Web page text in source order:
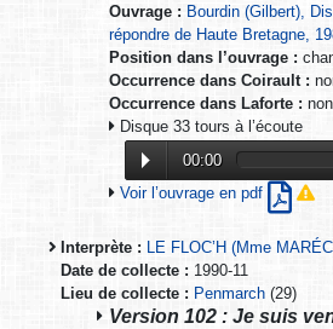
Ouvrage : Bourdin (Gilbert),
répondre de Haute Bretagne,
Position dans l’ouvrage :
Occurrence dans Coirault :
Occurrence dans Laforte : non
Disque 33 tours à l’écoute
00:00
Voir l’ouvrage en pdf
Interprète : LE FLOC’H (Mme
Date de collecte : 1990-11
Lieu de collecte : Penmarch (29)
Version 102 : Je suis